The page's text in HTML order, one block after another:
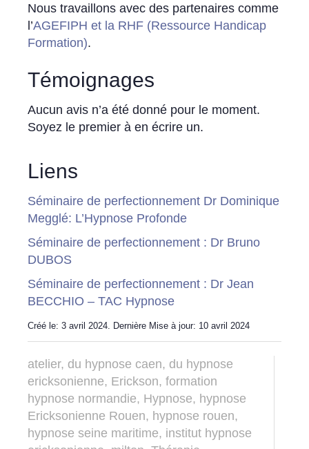
Nous travaillons avec des partenaires comme
l’AGEFIPH et la RHF (Ressource Handicap
Formation).
Témoignages
Aucun avis n’a été donné pour le moment.
Soyez le premier à en écrire un.
Liens
Séminaire de perfectionnement Dr Dominique
Megglé: L’Hypnose Profonde
Séminaire de perfectionnement : Dr Bruno
DUBOS
Séminaire de perfectionnement : Dr Jean
BECCHIO – TAC Hypnose
Créé le: 3 avril 2024. Dernière Mise à jour: 10 avril 2024
atelier, du hypnose caen, du hypnose
ericksonienne, Erickson, formation
hypnose normandie, Hypnose, hypnose
Ericksonienne Rouen, hypnose rouen,
hypnose seine maritime, institut hypnose